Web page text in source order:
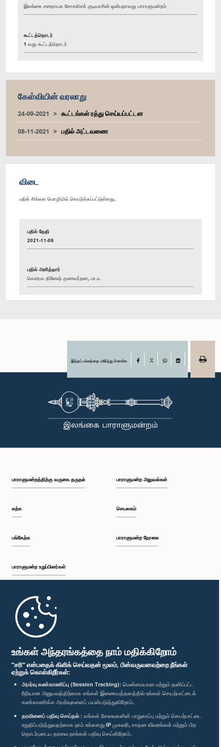
உங்கள் அந்தரங்கத்தை நாம் மதிக்கிறோம்
"சரி" என்பதைக் கிளிக் செய்வதன் மூலம், பின்வருவனவற்றை நீங்கள்
ஏற்றுக் கொள்கிறீர்கள்:
அமர்வு கண்காணிப்பு (Session Tracking): மென்மையான மற்றும் தனிப்பட்ட
ரீதியான அனுபவத்திற்காக எங்கள் இணையத்தளத்தில் உங்கள் செயற்பாட்டைக்
கண்காணிக்க அமர்வுகளைப் பயன்படுத்துகிறோம்.
தரவினைப் பதிவு செய்தல் : எங்கள் சேவைகளின் பாதுகாப்பு மற்றும் செயற்பாட்டை
உறுதிப்படுத்துவதற்காக நாம் உங்களது IP முகவரி, சாதன விவரங்கள் மற்றும் பிற
தொடர்புடைய தரவை நாங்கள் பதிவு செய்கிறோம்.
இலங்கை சனநாயக சோசலிசக் குடியரசின் ஒன்பதாவது பாராளுமன்றம்
கூட்டத்தொடர்
1 வது கூட்டத்தொடர்
கேள்வியின் வரலாறு
24-09-2021
கூட்டங்கள் ரத்து செய்யப்பட்டன
08-11-2021
பதில் அட்டவணை
விடை
பதில் சிங்கள மொழியில் கொடுக்கப்பட்டுள்ளது.
பதில் தேதி
2021-11-08
பதில் அளித்தார்
கௌரவ தினேஷ் குணவர்தன, பா.உ.
இந்தப் பக்கத்தை பகிர்ந்து கொள்க Facebook
பாராளுமன்றத்திற்கு வருகை தருதல்
கற்க
பங்கேற்க
பாராளுமன்ற உறுப்பினர்கள்
முதற்பக்கம்
பாராளுமன்ற அலுவல்கள்
செயலகம்
பாராளுமன்ற நேரலை
பாராளுமன்ற கையடக்க செயலி
எம்மை பின்தொடர்க :
விருதுகள்